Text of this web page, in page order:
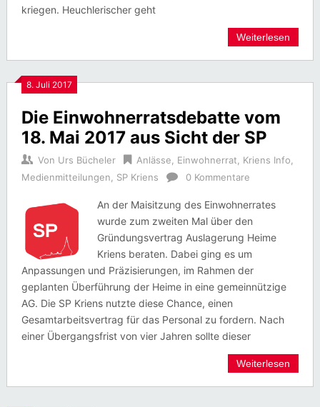
kriegen. Heuchlerischer geht
Weiterlesen
8. Juli 2017
Die Einwohnerratsdebatte vom
18. Mai 2017 aus Sicht der SP
Von Urs Bücheler Anlässe Einwohnerrat Kriens Info
Medienmitteilungen
SP Kriens 0 Kommentare
An der Maisitzung des Einwohnerrates
wurde zum zweiten Mal über den
Gründungsvertrag Auslagerung Heime
Kriens beraten. Dabei ging es um
Anpassungen und Präzisierungen, im Rahmen der
geplanten Überführung der Heime in eine gemeinnützige
AG. Die SP Kriens nutzte diese Chance, einen
Gesamtarbeitsvertrag für das Personal zu fordern. Nach
einer Übergangsfrist von vier Jahren sollte dieser
Weiterlesen